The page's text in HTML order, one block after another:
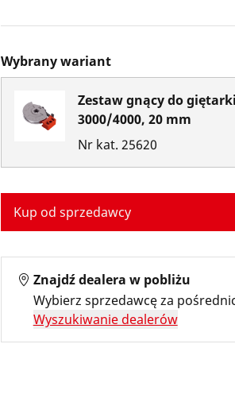
Wybrany wariant
Zestaw gnący do
3000/4000, 20 mm
Nr kat. 25620
Kup od sprzedawcy
Znajdź dealera w pobliżu
Wybierz sprzedawcę za
Wyszukiwanie dealerów